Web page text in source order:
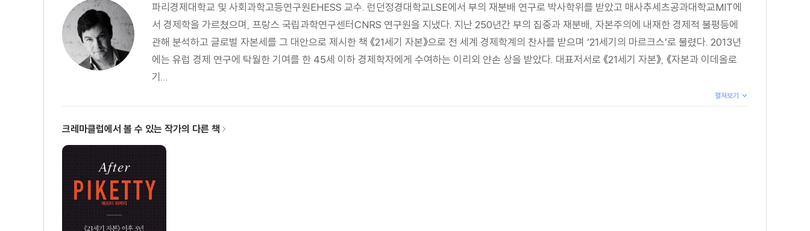
산업 혁명, 식민주의, 그리고 자연 생태계
대분기의 기원 : 유럽의 군사적 지배
면화 제국 : 세계 섬유 산업의 장악
보호 무역주의, 중심부-주변부 관계, 세계체제
유럽을 하나의 지방의 관점에서 바라보기, 서구의 특수성에 대해 다시 생각하기
노예제의 종말 : 노예 소유주들에게 이루어진 금전적 보상
아이티가 갚은 부채를 프랑스 국가가 되돌려줘야 하나?
1833년과 1848년 노예제 폐지에 따른 영국과 프랑스의 배상 방식
미국: 노예제 공화국의 긴 여정
노예제 이후의 식민주의와 강제 노동 문제
스스로는 식민 공화국임을 모르는 프랑스
파리경제대학교 및 사회과학고등연구원EHESS 교수. 런던정경대학교LSE에서 부의 재분배 연구로 박사학위를 받았고 매사추세츠공과대학교MIT에
서 경제학을 가르쳤으며, 프랑스 국립과학연구센터CNRS 연구원을 지냈다. 지난 250년간 부의 집중과 재분배, 자본주의에 내재한 경제적 불평등에
관해 분석하고 글로벌 자본세를 그 대안으로 제시한 책 《21세기 자본》으로 전 세계 경제학계의 찬사를 받으며 ‘21세기의 마르크스’로 불렸다. 2013년
에는 유럽 경제 연구에 탁월한 기여를 한 45세 이하 경제학자에게 수여하는 이리외 얀손 상을 받았다. 대표저서로 《21세기 자본》, 《자본과 이데올로
기...
펼쳐보기
크레마클럽에서 볼 수 있는 작가의 다른 책